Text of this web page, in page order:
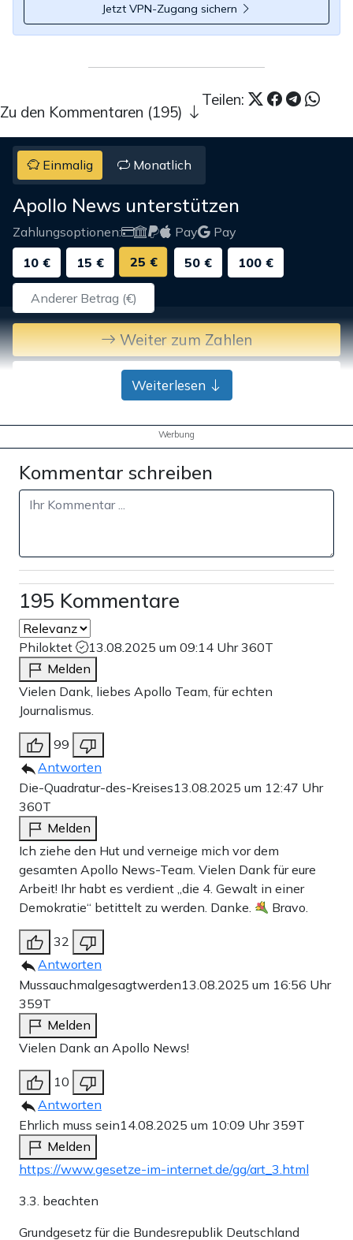
Jetzt VPN-Zugang sichern
Teilen:
Zu den Kommentaren (195)
Einmalig Monatlich
Apollo News unterstützen
Zahlungsoptionen: Pay
Pay
10 €
15 € 25 € 50 € 100 €
Weiter zum Zahlen
Bank-Überweisung
Weiterlesen
Werbung
Kommentar schreiben
195 Kommentare
Philoktet 13.08.2025 um 09:14 Uhr360T
Melden
Vielen Dank, liebes Apollo Team, für echten
Journalismus.
99
Antworten
Die-Quadratur-des-Kreises13.08.2025 um 12:47 Uhr
360T
Melden
Ich ziehe den Hut und verneige mich vor dem
gesamten Apollo News-Team. Vielen Dank für eure
Arbeit! Ihr habt es verdient „die 4. Gewalt in einer
Demokratie“ betittelt zu werden. Danke.
Bravo.
32
Antworten
Mussauchmalgesagtwerden13.08.2025 um 16:56 Uhr
359T
Melden
Vielen Dank an Apollo News!
10
Antworten
Ehrlich muss sein14.08.2025 um 10:09 Uhr359T
Melden
https://www.gesetze-im-internet.de/gg/art_3.html
3.3. beachten
Grundgesetz für die Bundesrepublik Deutschland